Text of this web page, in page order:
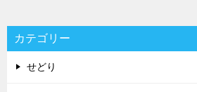
カテゴリー
せどり